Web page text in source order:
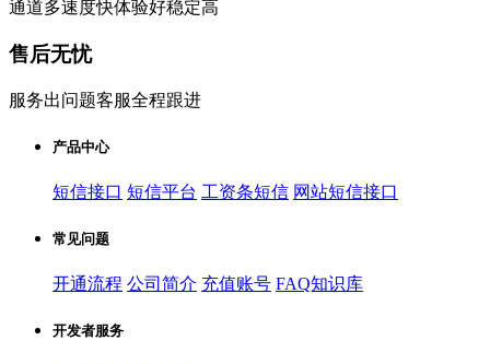
通道多速度快体验好稳定高
售后无忧
服务出问题客服全程跟进
产品中心
短信接口 短信平台 工资条短信 网站短信接口
常见问题
开通流程 公司简介 充值账号 FAQ知识库
开发者服务